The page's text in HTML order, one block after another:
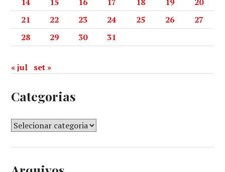
21
22 23 24 25 26
27
28
29 30 31
« jul set »
Categorias